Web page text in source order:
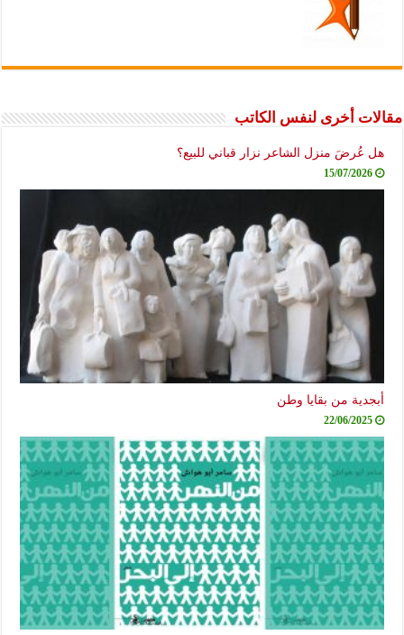
مقالات أخرى لنفس الكاتب
هل عُرضَ منزل الشاعر نزار قباني للبيع؟
15/07/2026
أبجدية من بقايا وطن
22/06/2025